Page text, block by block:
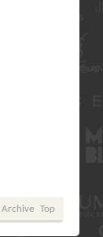
Archive Top